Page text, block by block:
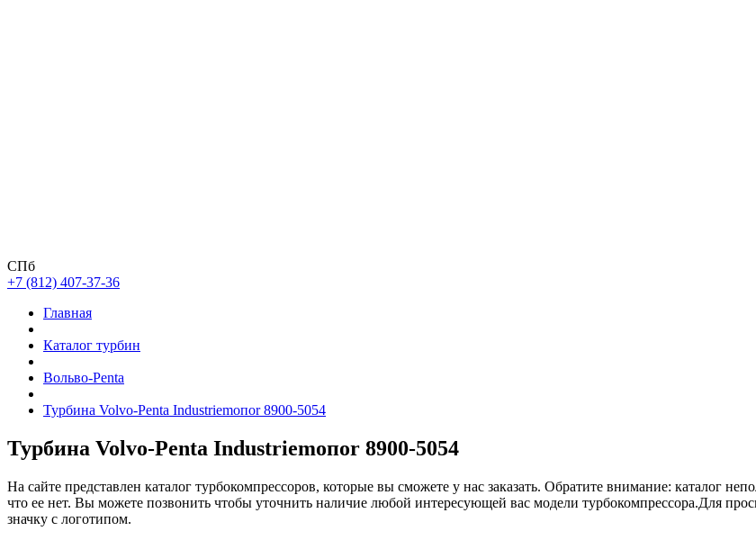
СПб
+7 (812) 407-37-36
Главная
Каталог турбин
Вольво-Penta
Турбина Volvo-Penta Industriemoпоr 8900-5054
Турбина Volvo-Penta Industriemoпоr 8900-5054
На сайте представлен каталог турбокомпрессоров, которые вы сможете у нас заказать. Обратите внимание: каталог
что ее нет. Вы можете позвонить чтобы уточнить наличие любой интересующей вас модели турбокомпрессора.Для
значку с логотипом.